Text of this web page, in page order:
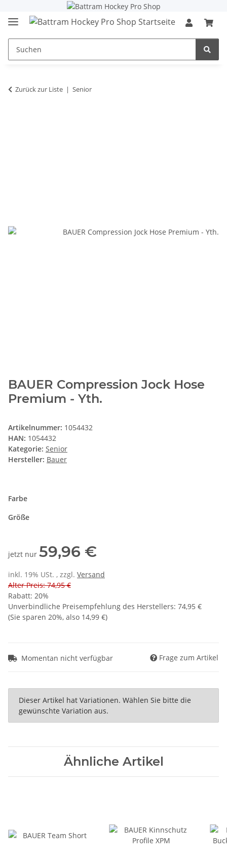
Zurück zur Liste Senior
BAUER Compression Jock Hose
Premium - Yth.
Artikelnummer: 1054432
HAN: 1054432
Kategorie: Senior
Hersteller: Bauer
Farbe
Größe
jetzt nur 59,96 €
inkl. 19% USt. , zzgl. Versand
Alter Preis: 74,95 €
Rabatt: 20%
Unverbindliche Preisempfehlung des Herstellers: 74,95 €
(Sie sparen 20%, also 14,99 €)
Momentan nicht verfügbar Frage zum Artikel
x
Dieser Artikel hat Variationen. Wählen Sie bitte die
gewünschte Variation aus.
Ähnliche Artikel